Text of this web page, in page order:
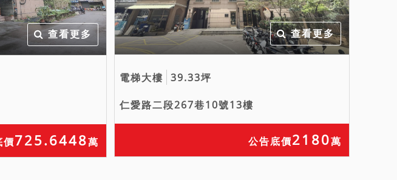
查看更多
價725.6448萬
查看更多
電梯大樓 39.33坪
仁愛路二段267巷10號13樓
公告底價2180萬